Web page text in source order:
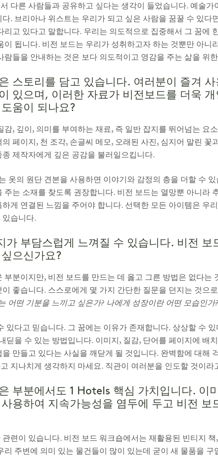
다른 사람들과 공유하고 싶다는 생각이 들었습니다. 예술가
. 브리아나 위스트는 우리가 되고 싶은 사람을 꿈꿀 수 있다
리고 있다고 말합니다. 우리는 의도적으로 집중해서 그 꿈에
이 됩니다. 비전 보드는 우리가 성취하고자 하는 것뿐만 아니
람들을 안내하는 것은 보다 의도적이고 영감을 주는 삶을 위
스토리를 담고 있습니다. 여러분이 즐겨 사
있으며, 이러한 자료가 비전보드를 더욱
움이 되나요?
감, 깊이, 의미를 부여하는 재료, 즉 일반 잡지를 뛰어넘는 요
페이지, 천 조각, 손글씨 메모, 오래된 사진, 심지어 말린 꽃
제작자에게 깊은 공감을 불러일으킵니다.
옷의 원단 견본을 사용하면 이야기와 감정의 층을 더할 수
주는 소재를 찾도록 권장합니다. 비전 보드는 열망뿐 아니라
게 연결된 느낌을 주어야 합니다. 선택한 모든 아이템은 우
있습니다.
가 부담스럽게 느껴질 수 있습니다. 비전 보
으신가요?
부분이지만, 비전 보드를 만드는 데 옳고 그른 방법은 없다는
좋습니다. 스스로에게 몇 가지 간단한 질문을 던지는 것으
어떤 기분을 느끼고 싶은가? 나에게 성장이란 어떤 모습인가?
있다고 믿습니다. 그 꿈에는 이유가 존재합니다. 상상할 수
딛을 수 있는 방법입니다. 이미지, 질감, 단어를 페이지에 배
만들고 있다는 사실을 깨닫게 될 것입니다. 완벽함에 대해
지나치게 생각하지 마세요. 직관이 여러분을 인도할 것이라
부분에서도 1 Hotels 핵심 가치입니다. 이
용하여 지속가능성을 염두에 두고 비전 보
련이 있습니다. 비전 보드 워크숍에서는 재활용된 빈티지
리 주변에 의미 있는 물건들이 많이 있는데 굳이 새 물품을 구